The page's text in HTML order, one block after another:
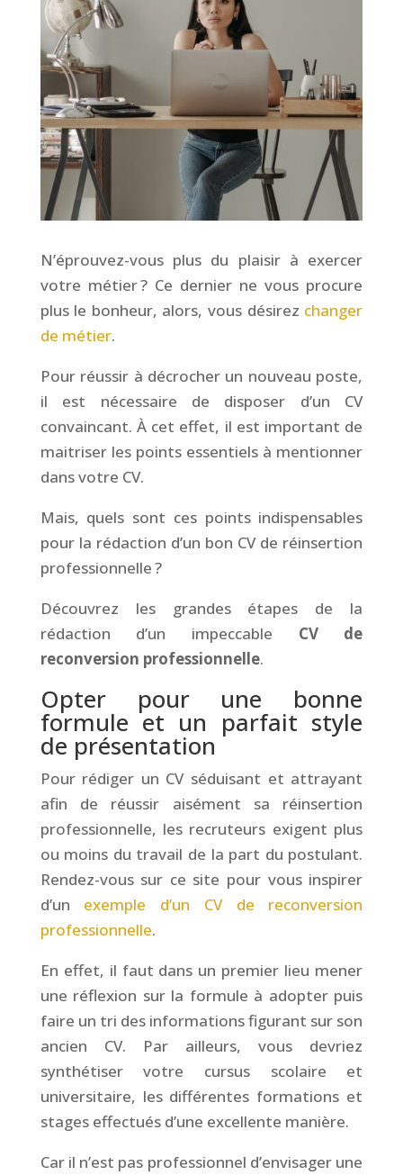
N’éprouvez-vous plus du plaisir à exercer
votre métier ? Ce dernier ne vous procure
plus le bonheur, alors, vous désirez changer
de métier.
Pour réussir à décrocher un nouveau poste,
il est nécessaire de disposer d’un CV
convaincant. À cet effet, il est important de
maitriser les points essentiels à mentionner
dans votre CV.
Mais, quels sont ces points indispensables
pour la rédaction d’un bon CV de réinsertion
professionnelle ?
Découvrez les grandes étapes de la
rédaction d’un impeccable CV de
reconversion professionnelle.
Opter pour une bonne
formule et un parfait style
de présentation
Pour rédiger un CV séduisant et attrayant
afin de réussir aisément sa réinsertion
professionnelle, les recruteurs exigent plus
ou moins du travail de la part du postulant.
Rendez-vous sur ce site pour vous inspirer
d’un exemple d’un CV de reconversion
professionnelle.
En effet, il faut dans un premier lieu mener
une réflexion sur la formule à adopter puis
faire un tri des informations figurant sur son
ancien CV. Par ailleurs, vous devriez
synthétiser votre cursus scolaire et
universitaire, les différentes formations et
stages effectués d’une excellente manière.
Car il n’est pas professionnel d’envisager une